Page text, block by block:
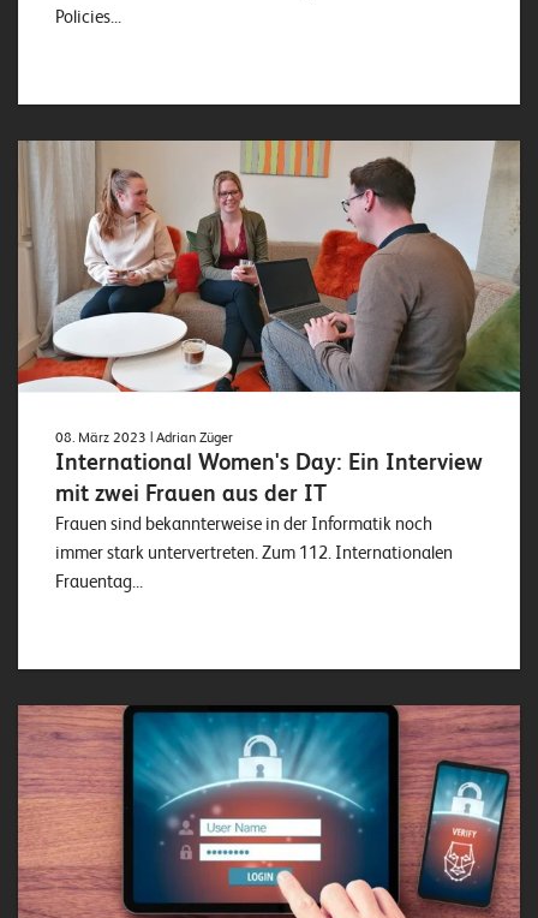
Policies...
08. März 2023 | Adrian Züger
International Women's Day: Ein Interview
mit zwei Frauen aus der IT
Frauen sind bekannterweise in der Informatik noch
immer stark untervertreten. Zum 112. Internationalen
Frauentag...